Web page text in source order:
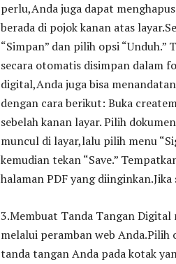
perlu,Anda juga dapat
berada di pojok kanan atas
“Simpan” dan pilih opsi
secara otomatis disimpan dalam
digital,Anda juga bisa
dengan cara berikut: Buka
sebelah kanan layar. Pilih
muncul di layar,lalu pilih menu
kemudian tekan “Save.”
halaman PDF yang diinginkan.Jika
3.Membuat Tanda Tangan
melalui peramban web Anda.Pilih
tanda tangan Anda pada kotak